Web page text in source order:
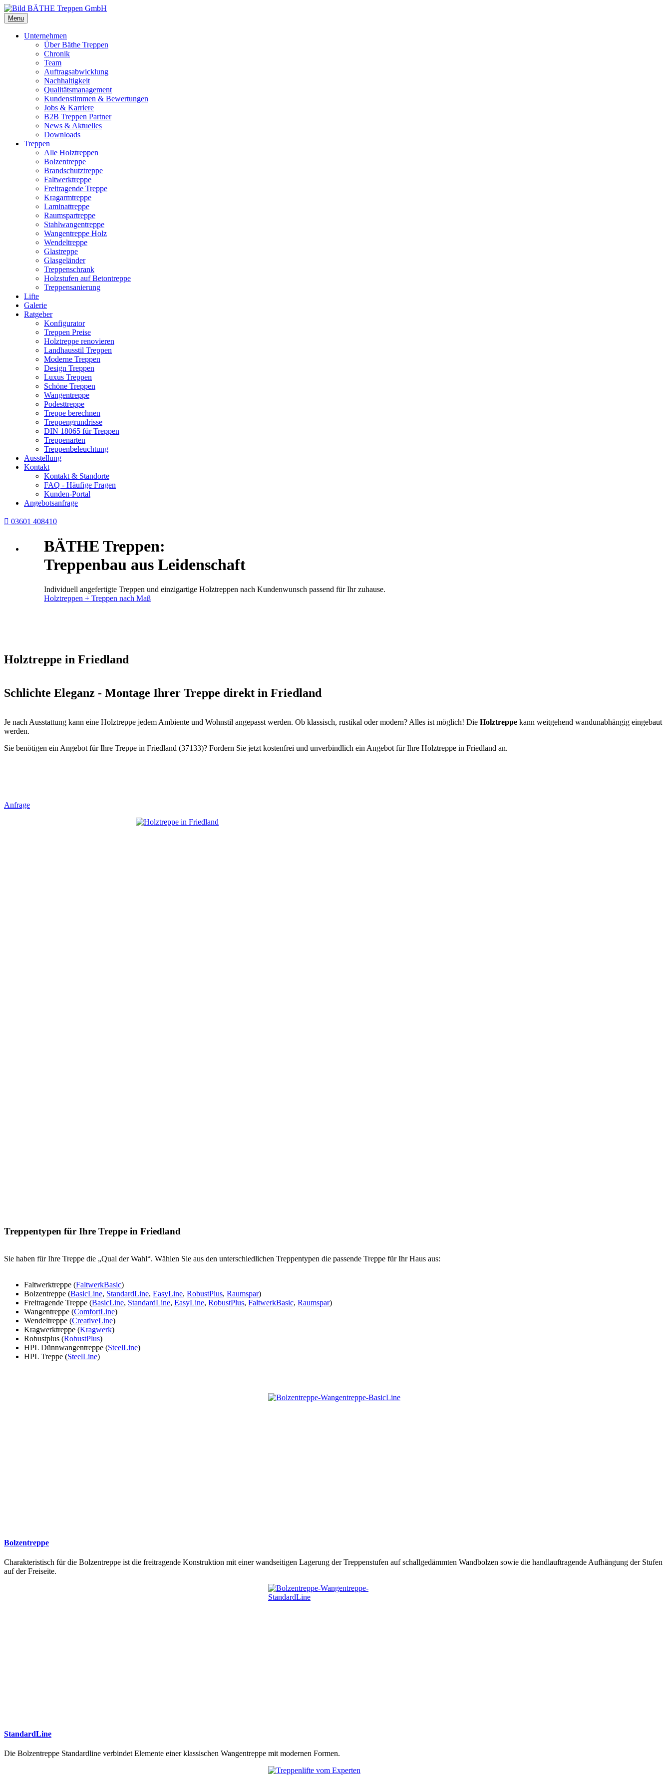
Menu
Unternehmen
Über Bäthe Treppen
Chronik
Team
Auftragsabwicklung
Nachhaltigkeit
Qualitätsmanagement
Kundenstimmen & Bewertungen
Jobs & Karriere
B2B Treppen Partner
News & Aktuelles
Downloads
Treppen
Alle Holztreppen
Bolzentreppe
Brandschutztreppe
Faltwerktreppe
Freitragende Treppe
Kragarmtreppe
Laminattreppe
Raumspartreppe
Stahlwangentreppe
Wangentreppe Holz
Wendeltreppe
Glastreppe
Glasgeländer
Treppenschrank
Holzstufen auf Betontreppe
Treppensanierung
Lifte
Galerie
Ratgeber
Konfigurator
Treppen Preise
Holztreppe renovieren
Landhausstil Treppen
Moderne Treppen
Design Treppen
Luxus Treppen
Schöne Treppen
Wangentreppe
Podesttreppe
Treppe berechnen
Treppengrundrisse
DIN 18065 für Treppen
Treppenarten
Treppenbeleuchtung
Ausstellung
Kontakt
Kontakt & Standorte
FAQ - Häufige Fragen
Kunden-Portal
Angebotsanfrage
 03601 408410
BÄTHE Treppen:
Treppenbau aus Leidenschaft
Individuell angefertigte Treppen und einzigartige Holztreppen nach Kundenwunsch passend für Ihr zuhause.
Holztreppen + Treppen nach Maß
Holztreppe in Friedland
Schlichte Eleganz - Montage Ihrer Treppe direkt in Friedland
Je nach Ausstattung kann eine Holztreppe jedem Ambiente und Wohnstil angepasst werden. Ob klassisch, rustikal oder modern? Alles ist möglich! Die Holztreppe kann weitgehend wandunabhängig eingebaut
werden.
Sie benötigen ein Angebot für Ihre Treppe in Friedland (37133)? Fordern Sie jetzt kostenfrei und unverbindlich ein Angebot für Ihre Holztreppe in Friedland an.
Anfrage
Treppentypen für Ihre Treppe in Friedland
Sie haben für Ihre Treppe die „Qual der Wahl“. Wählen Sie aus den unterschiedlichen Treppentypen die passende Treppe für Ihr Haus aus:
Faltwerktreppe (FaltwerkBasic)
Bolzentreppe (BasicLine, StandardLine, EasyLine, RobustPlus, Raumspar)
Freitragende Treppe (BasicLine, StandardLine, EasyLine, RobustPlus, FaltwerkBasic, Raumspar)
Wangentreppe (ComfortLine)
Wendeltreppe (CreativeLine)
Kragwerktreppe (Kragwerk)
Robustplus (RobustPlus)
HPL Dünnwangentreppe (SteelLine)
HPL Treppe (SteelLine)
Bolzentreppe
Charakteristisch für die Bolzentreppe ist die freitragende Konstruktion mit einer wandseitigen Lagerung der Treppenstufen auf schallgedämmten Wandbolzen sowie die handlauftragende Aufhängung der Stufen
auf der Freiseite.
StandardLine
Die Bolzentreppe Standardline verbindet Elemente einer klassischen Wangentreppe mit modernen Formen.